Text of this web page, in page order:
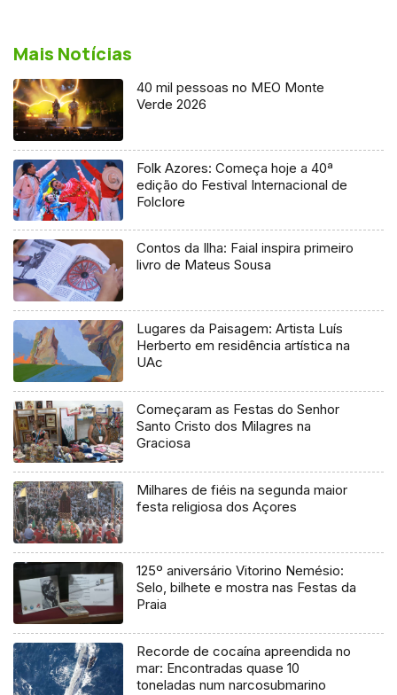
Mais Notícias
40 mil pessoas no MEO Monte
Verde 2026
Folk Azores: Começa hoje a 40ª
edição do Festival Internacional de
Folclore
Contos da Ilha: Faial inspira primeiro
livro de Mateus Sousa
Lugares da Paisagem: Artista Luís
Herberto em residência artística na
UAc
Começaram as Festas do Senhor
Santo Cristo dos Milagres na
Graciosa
Milhares de fiéis na segunda maior
festa religiosa dos Açores
125º aniversário Vitorino Nemésio:
Selo, bilhete e mostra nas Festas da
Praia
Recorde de cocaína apreendida no
mar: Encontradas quase 10
toneladas num narcosubmarino